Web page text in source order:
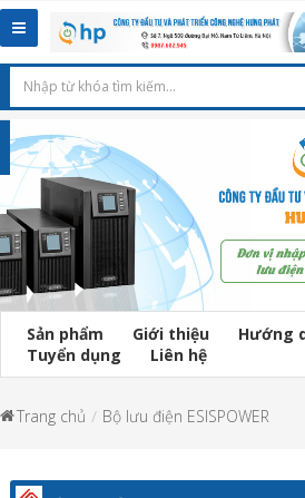
Toggle
navigation
Sản phẩm Giới thiệu
Hướng
Tuyển dụng
Liên hệ
Trang chủ Bộ lưu điện ESISPOWER